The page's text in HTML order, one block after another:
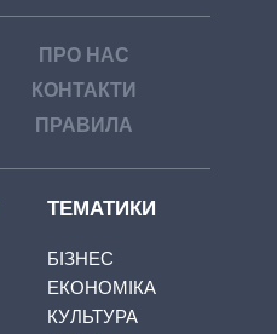
ПРО НАС
КОНТАКТИ
ПРАВИЛА
ТЕМАТИКИ
БІЗНЕС
ЕКОНОМІКА
КУЛЬТУРА